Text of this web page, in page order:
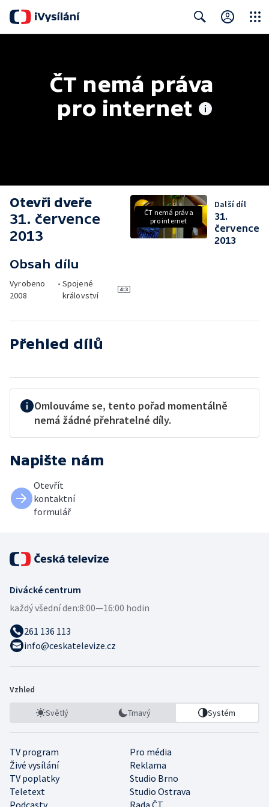
ČT nemá práva
pro internet
Otevři dveře
31. července
2013
Obsah dílu
Vyrobeno
2008
• Spojené
království
ČT nemá práva
pro internet
Další díl
31.
července
2013
Přehled dílů
Omlouváme se, tento pořad momentálně
nemá žádné přehratelné díly.
Napište nám
Otevřít
kontaktní
formulář
Divácké centrum
každý všední den:8:00—16:00 hodin
261 136 113
info@ceskatelevize.cz
Vzhled
Světlý Tmavý Systém
TV program
Pro média
Živé vysílání
Reklama
TV poplatky
Studio Brno
Teletext
Studio Ostrava
Podcasty
Rada ČT